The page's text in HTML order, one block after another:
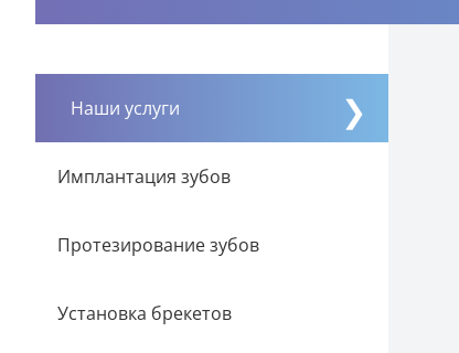
Наши услуги
Имплантация зубов
Протезирование зубов
Установка брекетов